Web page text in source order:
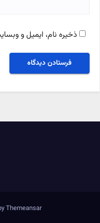
ذخیره نام، ایمیل و
Themeansar